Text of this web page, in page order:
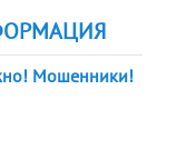
Мошенники!